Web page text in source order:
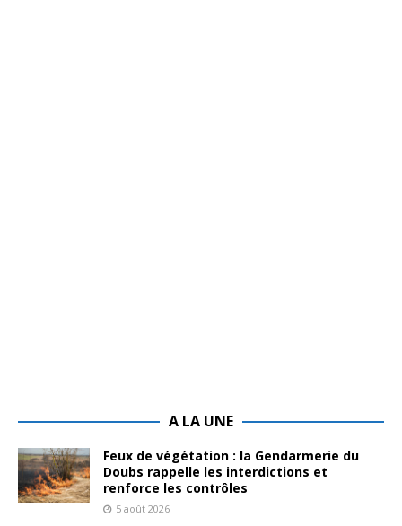
A LA UNE
Feux de végétation : la Gendarmerie du
Doubs rappelle les interdictions et
renforce les contrôles
5 août 2026